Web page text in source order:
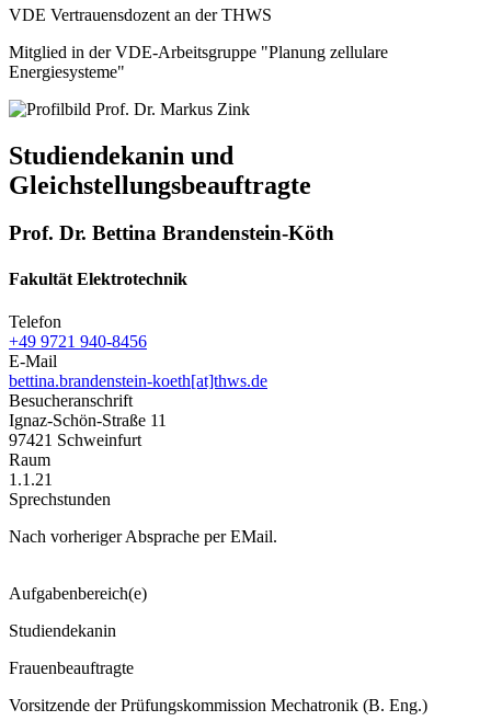
VDE Vertrauensdozent an der THWS
Mitglied in der VDE-Arbeitsgruppe "Planung zellulare
Energiesysteme"
Studiendekanin und
Gleichstellungsbeauftragte
Prof. Dr. Bettina Brandenstein-Köth
Fakultät Elektrotechnik
Telefon
+49 9721 940-8456
E-Mail
bettina.brandenstein-koeth[at]thws.de
Besucheranschrift
Ignaz-Schön-Straße 11
97421 Schweinfurt
Raum
1.1.21
Sprechstunden
Nach vorheriger Absprache per EMail.
Aufgabenbereich(e)
Studiendekanin
Frauenbeauftragte
Vorsitzende der Prüfungskommission Mechatronik (B. Eng.)